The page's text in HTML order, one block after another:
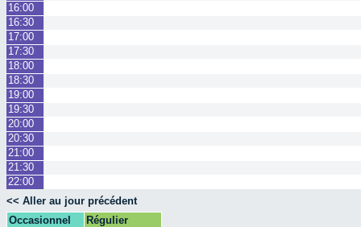
16:00
16:30
17:00
17:30
18:00
18:30
19:00
19:30
20:00
20:30
21:00
21:30
22:00
<< Aller au jour précédent
Occasionnel
Régulier